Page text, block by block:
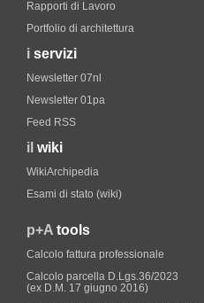
Rapporti di Lavoro
Portfolio di architettura
i servizi
Newsletter 07nl
Newsletter 01pa
Feed RSS
il wiki
WikiArchipedia
Esami di stato (wiki)
p+A tools
Calcolo fattura professionale
Calcolo parcella D.Lgs.36/2023
(ex D.M. 17 giugno 2016)